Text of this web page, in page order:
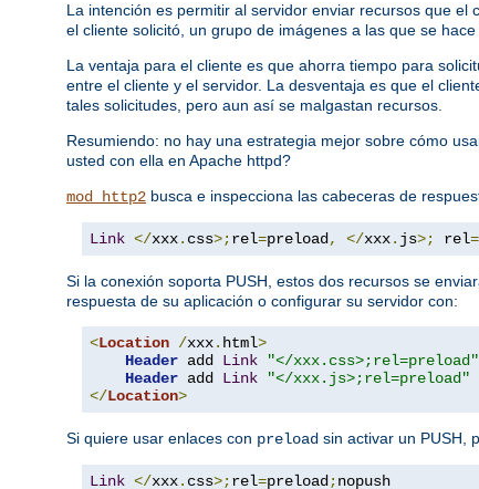
La intención es permitir al servidor enviar recursos que
el cliente solicitó, un grupo de imágenes a las que se
La ventaja para el cliente es que ahorra tiempo para
entre el cliente y el servidor. La desventaja es que el
tales solicitudes, pero aun así se malgastan recursos.
Resumiendo: no hay una estrategia mejor sobre cómo
usted con ella en Apache httpd?
mod_http2 busca e inspecciona las cabeceras de
Link </xxx. css>;rel=preload, </xxx. js>; rel=
Si la conexión soporta PUSH, estos dos recursos se
respuesta de su aplicación o configurar su servidor con:
<Location /xxx. html>
Header add Link
"</xxx.css>;rel=preload"
Header add Link
"</xxx.js>;rel=preload"
</Location>
Si quiere usar enlaces con preload sin activar un PUSH,
Link </xxx. css>;rel=preload;nopush